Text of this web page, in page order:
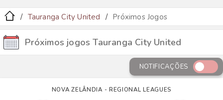
Tauranga City United Próximos Jogos
Próximos jogos Tauranga City United
NOTIFICAÇÕES
NOVA ZELÂNDIA - REGIONAL LEAGUES